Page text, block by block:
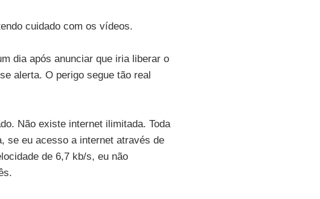
cuidado com os vídeos.
dia após anunciar que iria liberar o
alerta. O perigo segue tão real
Não existe internet ilimitada. Toda
se eu acesso a internet através de
de 6,7 kb/s, eu não